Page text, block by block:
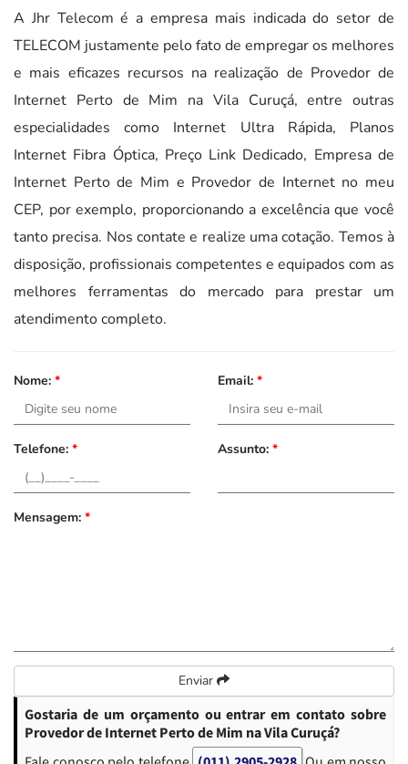
A Jhr Telecom é a empresa mais indicada do setor de
TELECOM justamente pelo fato de empregar os melhores
e mais eficazes recursos na realização de Provedor de
Internet Perto de Mim na Vila Curuçá, entre outras
especialidades como Internet Ultra Rápida, Planos
Internet Fibra Óptica, Preço Link Dedicado, Empresa de
Internet Perto de Mim e Provedor de Internet no meu
CEP, por exemplo, proporcionando a excelência que você
tanto precisa. Nos contate e realize uma cotação. Temos à
disposição, profissionais competentes e equipados com as
melhores ferramentas do mercado para prestar um
atendimento completo.
Nome: * Email: *
Telefone: * Assunto: *
Mensagem: *
Enviar
Gostaria de um orçamento ou entrar em contato sobre
Provedor de Internet Perto de Mim na Vila Curuçá?